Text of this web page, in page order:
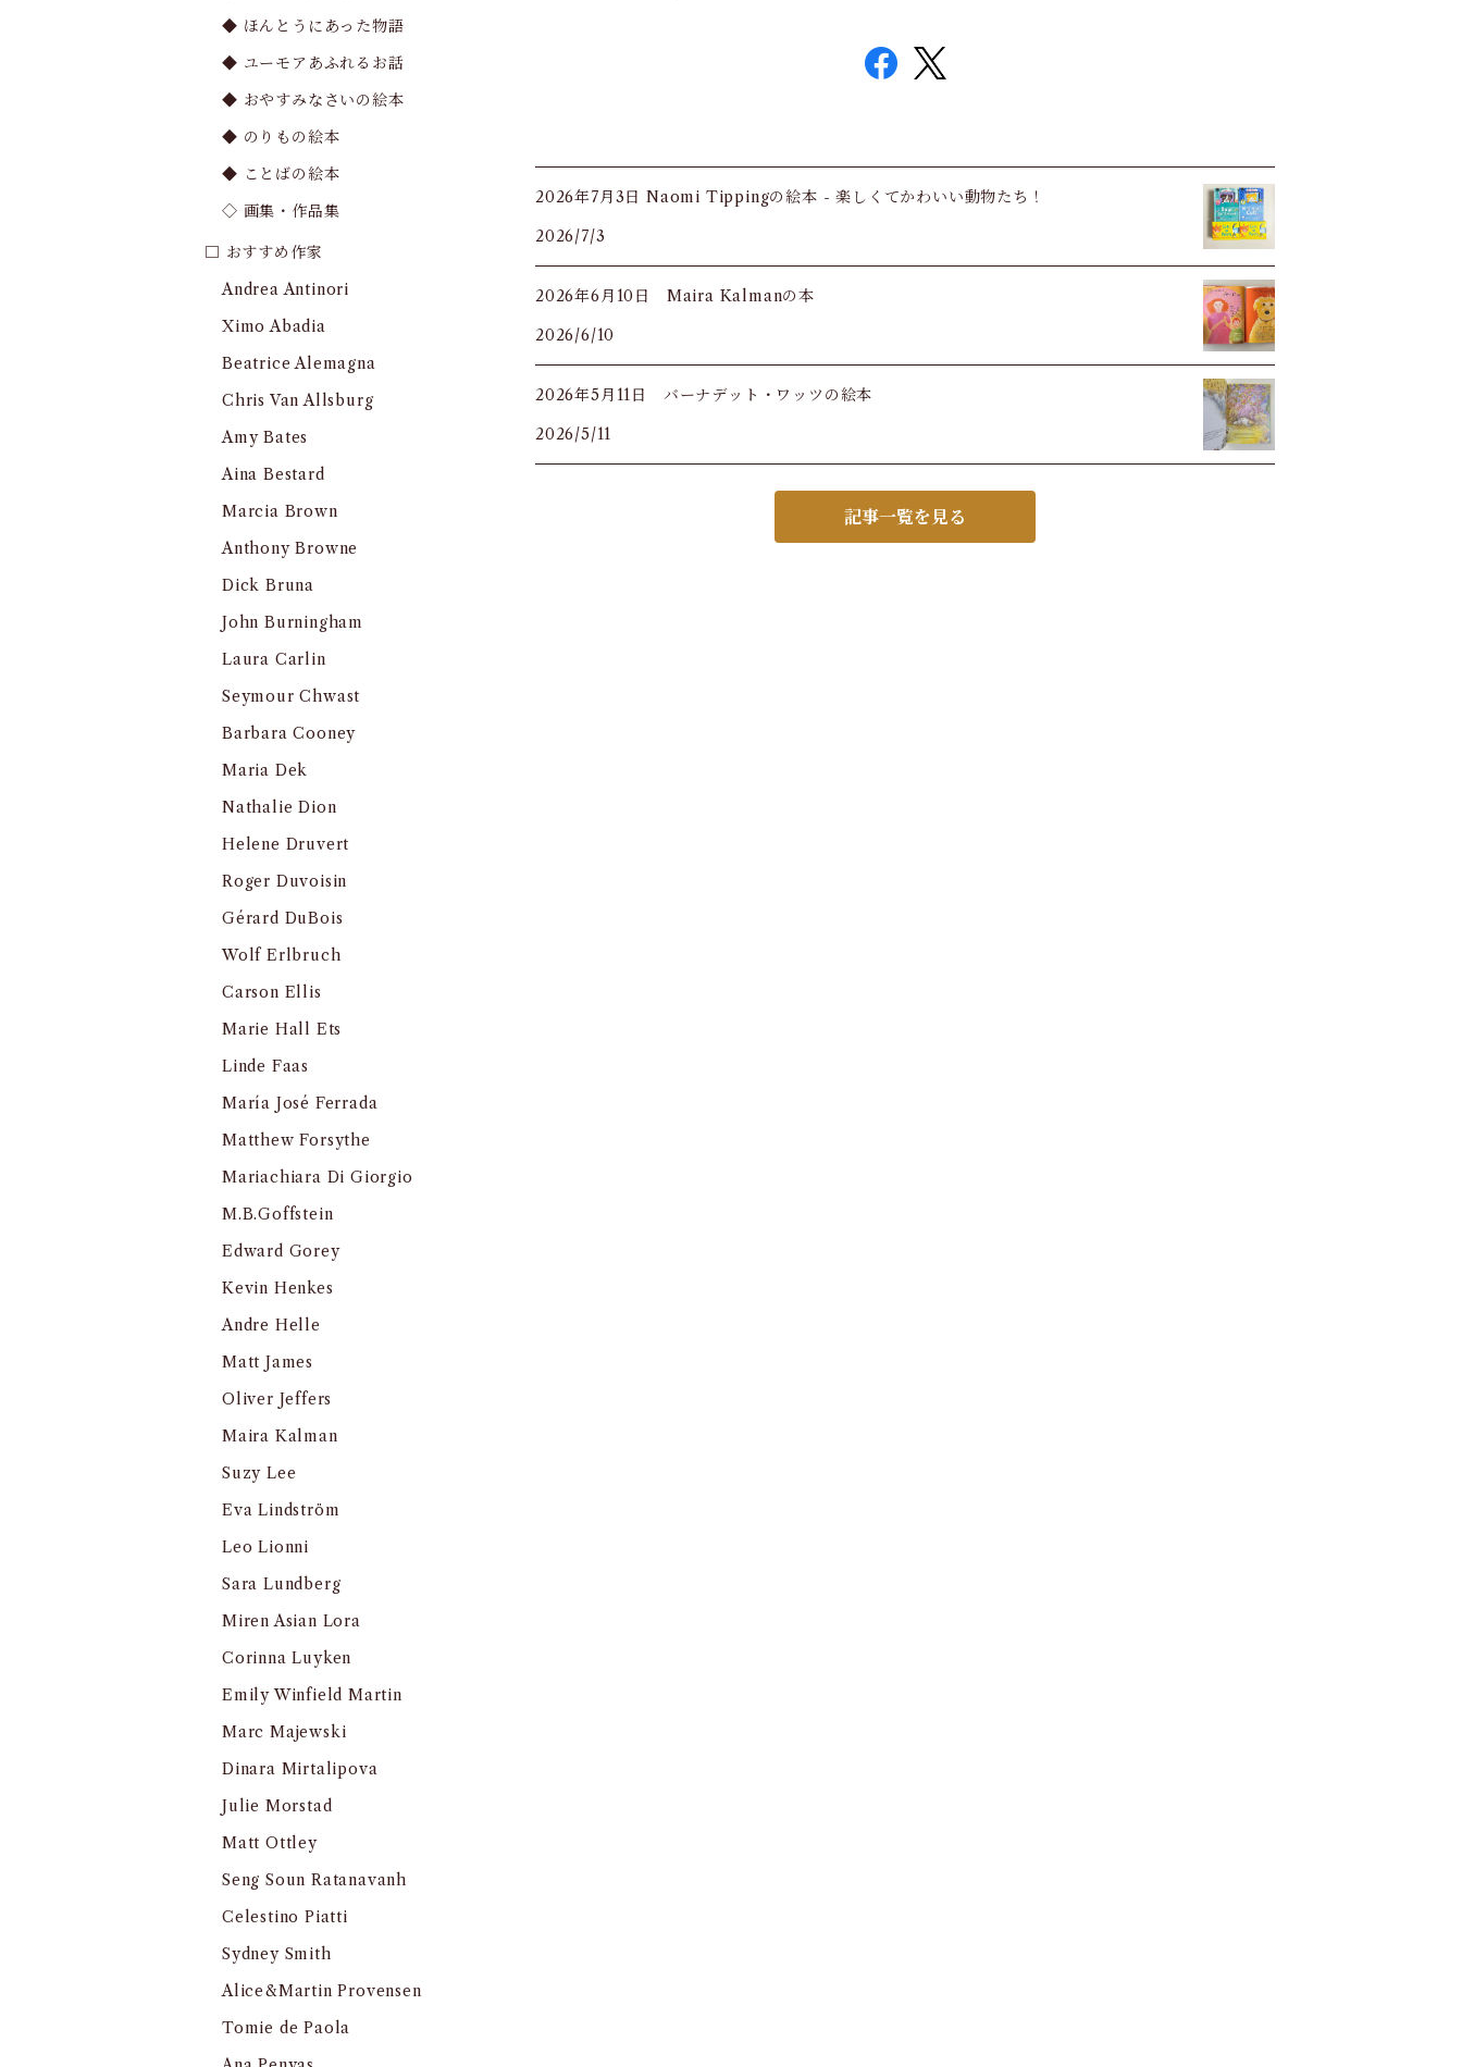
2026年7月3日 Naomi Tippingの絵本 - 楽しくてかわいい動物たち！
2026/7/3
2026年6月10日 Maira Kalmanの本
2026/6/10
2026年5月11日 バーナデット・ワッツの絵本
2026/5/11
記事一覧を見る
◆ ほんとうにあった物語
◆ ユーモアあふれるお話
◆ おやすみなさいの絵本
◆ のりもの絵本
◆ ことばの絵本
◇ 画集・作品集
□ おすすめ作家
Andrea Antinori
Ximo Abadia
Beatrice Alemagna
Chris Van Allsburg
Amy Bates
Aina Bestard
Marcia Brown
Anthony Browne
Dick Bruna
John Burningham
Laura Carlin
Seymour Chwast
Barbara Cooney
Maria Dek
Nathalie Dion
Helene Druvert
Roger Duvoisin
Gérard DuBois
Wolf Erlbruch
Carson Ellis
Marie Hall Ets
Linde Faas
María José Ferrada
Matthew Forsythe
Mariachiara Di Giorgio
M.B.Goffstein
Edward Gorey
Kevin Henkes
Andre Helle
Matt James
Oliver Jeffers
Maira Kalman
Suzy Lee
Eva Lindström
Leo Lionni
Sara Lundberg
Miren Asian Lora
Corinna Luyken
Emily Winfield Martin
Marc Majewski
Dinara Mirtalipova
Julie Morstad
Matt Ottley
Seng Soun Ratanavanh
Celestino Piatti
Sydney Smith
Alice&Martin Provensen
Tomie de Paola